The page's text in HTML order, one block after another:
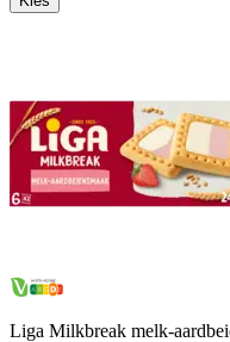
Liga Milkbreak melk-